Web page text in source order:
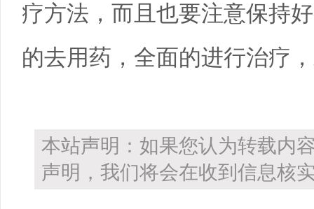
疗方法，而且也要注意保持
的去用药，全面的进行治疗
本站声明：如果您认为转载内
声明，我们将会在收到信息核